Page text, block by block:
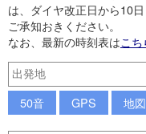
は、ダイヤ改正日から10
ご承知おきください。
なお、最新の時刻表はこち
50音 GPS 地図